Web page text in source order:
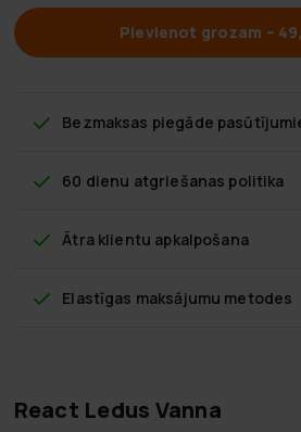
Pievienot grozam –
Bezmaksas piegāde
60 dienu atgriešanas politika
Ātra klientu apkalpošana
Elastīgas maksājumu metodes
React Ledus Vanna